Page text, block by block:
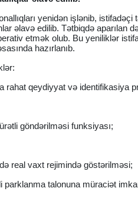
yenidən işlənib, istifadəçi
əlavə edilib. Tətbiqdə aparılan
etmək olub. Bu yeniliklər
hazırlanıb.
rahat qeydiyyat və identifikasiya
göndərilməsi funksiyası;
real vaxt rejimində göstərilməsi;
talonuna müraciət